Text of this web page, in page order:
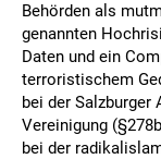
Behörden als
genannten
Daten und ein
terroristischem
bei der
Vereinigung
bei der